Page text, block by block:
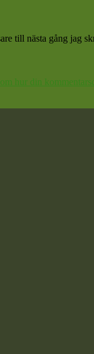
till nästa gång jag
hur din